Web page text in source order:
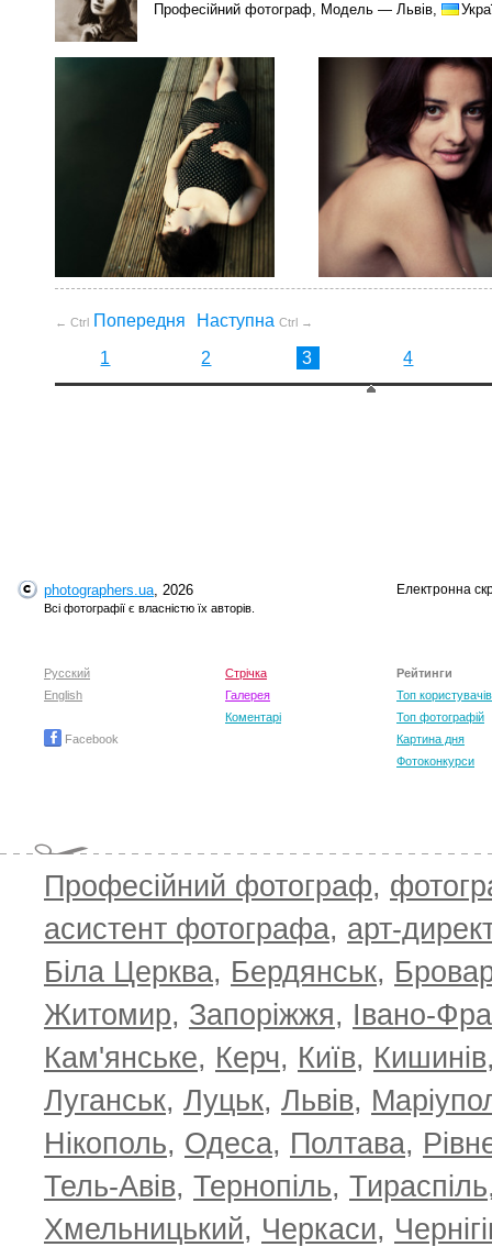
Професійний фотограф, Модель — Львів,
← Ctrl Попередня Наступна Ctrl →
1 2 3 4
photographers.ua, 2026
Всі фотографії є власністю їх авторів.
Електронна
Русский
English
Facebook
Стрічка
Галерея
Коментарі
Рейтинги
Топ користувачів
Топ фотографій
Картина дня
Фотоконкурси
Професійний фотограф,
асистент фотографа, арт-
Біла Церква, Бердянськ,
Житомир, Запоріжжя, Івано-
Кам'янське, Керч, Київ, Кишинів
Луганськ, Луцьк, Львів,
Нікополь, Одеса, Полтава,
Тель-Авів, Тернопіль, Тираспіль
Хмельницький, Черкаси,